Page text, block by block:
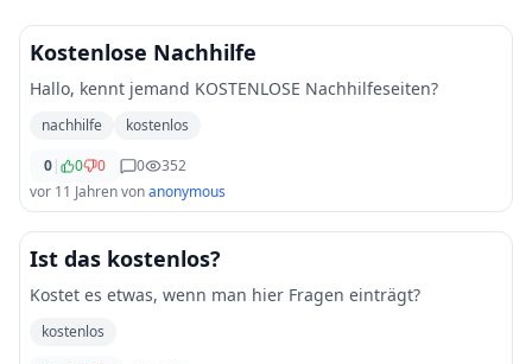
Kostenlose Nachhilfe
Hallo, kennt jemand KOSTENLOSE Nachhilfeseiten?
nachhilfe
kostenlos
0| 0 0 0
352
vor 11 Jahrenvonanonymous
Ist das kostenlos?
Kostet es etwas, wenn man hier Fragen einträgt?
kostenlos